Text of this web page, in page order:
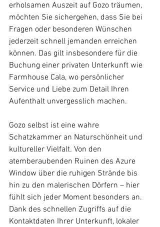
erholsamen Auszeit auf Gozo träumen,
möchten Sie sichergehen, dass Sie bei
Fragen oder besonderen Wünschen
jederzeit schnell jemanden erreichen
können. Das gilt insbesondere für die
Buchung einer privaten Unterkunft wie
Farmhouse Cala, wo persönlicher
Service und Liebe zum Detail Ihren
Aufenthalt unvergesslich machen.
Gozo selbst ist eine wahre
Schatzkammer an Naturschönheit und
kultureller Vielfalt. Von den
atemberaubenden Ruinen des Azure
Window über die ruhigen Strände bis
hin zu den malerischen Dörfern – hier
fühlt sich jeder Moment besonders an.
Dank des schnellen Zugriffs auf die
Kontaktdaten Ihrer Unterkunft, lokaler